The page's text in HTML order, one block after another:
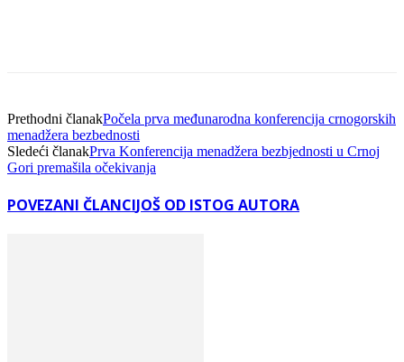
Prethodni članakPočela prva međunarodna konferencija crnogorskih
menadžera bezbednosti
Sledeći članakPrva Konferencija menadžera bezbjednosti u Crnoj
Gori premašila očekivanja
POVEZANI ČLANCIJOŠ OD ISTOG AUTORA